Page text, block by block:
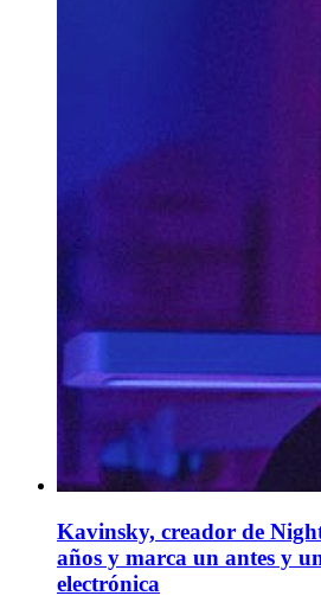
Kavinsky, creador de
años y marca un antes y
electrónica